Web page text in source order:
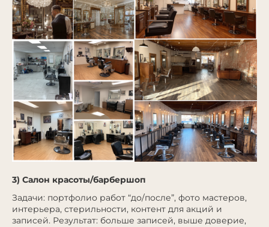
3) Салон красоты/барбершоп
Задачи: портфолио работ “до/после”, фото мастеров,
интерьера, стерильности, контент для акций и
записей. Результат: больше записей, выше доверие,